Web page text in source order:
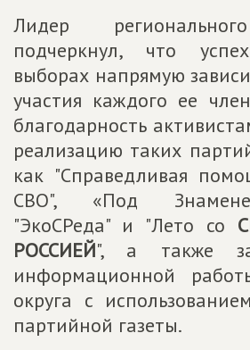
Лидер
подчеркнул, что
выборах напрямую
участия каждого ее
благодарность
реализацию таких
как "Справедливая
СВО", «Под
"ЭкоСРеда" и "Лето со
РОССИЕЙ", а также за
информационной
округа с
партийной газеты.